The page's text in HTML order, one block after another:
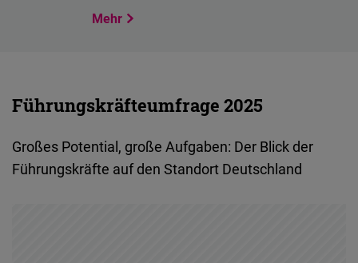
Mehr
Führungskräfteumfrage 2025
Großes Potential, große Aufgaben: Der Blick der
Führungskräfte auf den Standort Deutschland